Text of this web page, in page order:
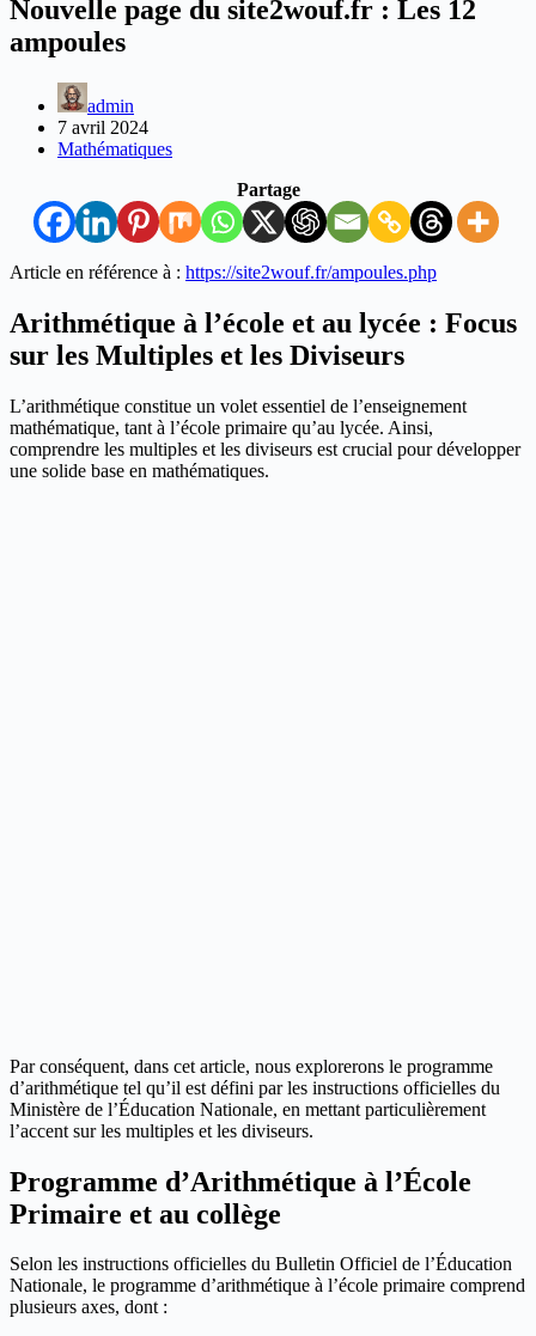
Nouvelle page du site2wouf.fr : Les 12
ampoules
admin
7 avril 2024
Mathématiques
Partage
Article en référence à : https://site2wouf.fr/ampoules.php
Arithmétique à l’école et au lycée : Focus
sur les Multiples et les Diviseurs
L’arithmétique constitue un volet essentiel de l’enseignement
mathématique, tant à l’école primaire qu’au lycée. Ainsi,
comprendre les multiples et les diviseurs est crucial pour développer
une solide base en mathématiques.
Par conséquent, dans cet article, nous explorerons le programme
d’arithmétique tel qu’il est défini par les instructions officielles du
Ministère de l’Éducation Nationale, en mettant particulièrement
l’accent sur les multiples et les diviseurs.
Programme d’Arithmétique à l’École
Primaire et au collège
Selon les instructions officielles du Bulletin Officiel de l’Éducation
Nationale, le programme d’arithmétique à l’école primaire comprend
plusieurs axes, dont :